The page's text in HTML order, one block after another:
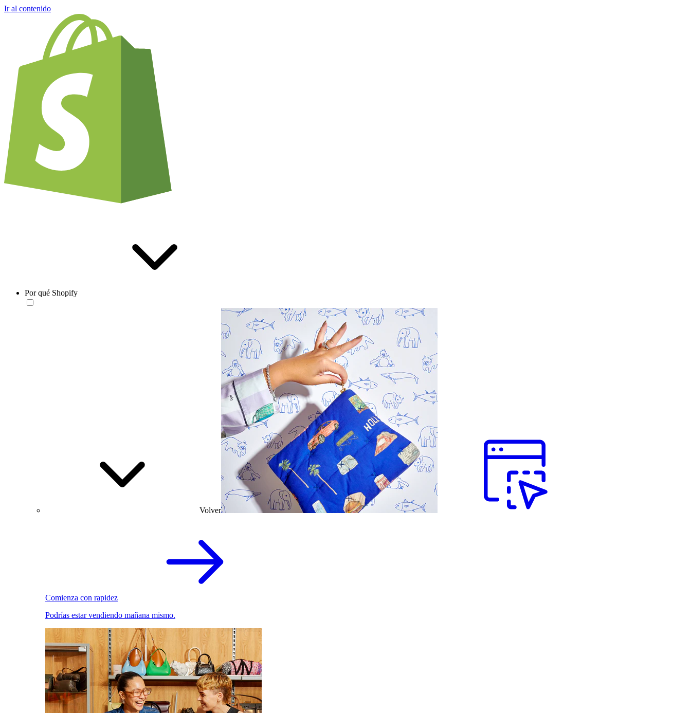
Ir al contenido
Por qué Shopify
Volver
Comienza con rapidez
Podrías estar vendiendo mañana mismo.